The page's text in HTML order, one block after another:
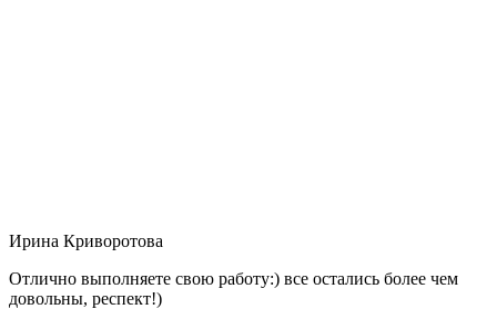
Ирина Криворотова
Отлично выполняете свою работу:) все остались более чем
довольны, респект!)